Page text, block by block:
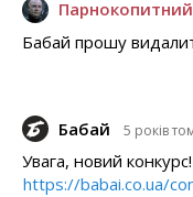
Бабай прошу
Бабай 5 років
Увага, новий конкурс!
https://babai.co.ua/